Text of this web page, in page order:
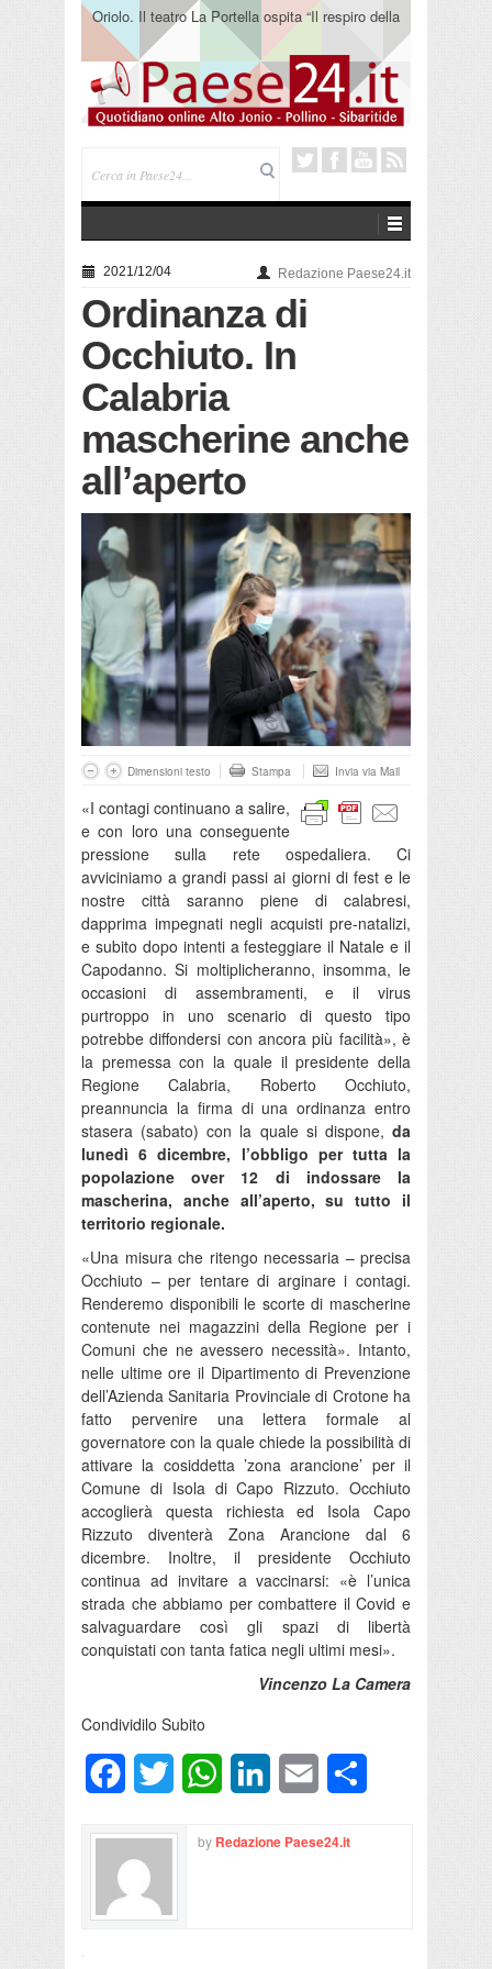
Oriolo. Il teatro La Portella ospita “Il respiro della
terra” del collettivo 365
2021/12/04 Redazione Paese24.it
Ordinanza di
Occhiuto. In
Calabria
mascherine anche
all’aperto
Dimensioni testo Stampa Invia via Mail
«I contagi continuano a salire,
e con loro una conseguente
pressione sulla rete ospedaliera. Ci
avviciniamo a grandi passi ai giorni di fest e le
nostre città saranno piene di calabresi,
dapprima impegnati negli acquisti pre-natalizi,
e subito dopo intenti a festeggiare il Natale e il
Capodanno. Si moltiplicheranno, insomma, le
occasioni di assembramenti, e il virus
purtroppo in uno scenario di questo tipo
potrebbe diffondersi con ancora più facilità», è
la premessa con la quale il presidente della
Regione Calabria, Roberto Occhiuto,
preannuncia la firma di una ordinanza entro
stasera (sabato) con la quale si dispone, da
lunedì 6 dicembre, l’obbligo per tutta la
popolazione over 12 di indossare la
mascherina, anche all’aperto, su tutto il
territorio regionale.
«Una misura che ritengo necessaria – precisa
Occhiuto – per tentare di arginare i contagi.
Renderemo disponibili le scorte di mascherine
contenute nei magazzini della Regione per i
Comuni che ne avessero necessità». Intanto,
nelle ultime ore il Dipartimento di Prevenzione
dell’Azienda Sanitaria Provinciale di Crotone ha
fatto pervenire una lettera formale al
governatore con la quale chiede la possibilità di
attivare la cosiddetta ’zona arancione’ per il
Comune di Isola di Capo Rizzuto. Occhiuto
accoglierà questa richiesta ed Isola Capo
Rizzuto diventerà Zona Arancione dal 6
dicembre. Inoltre, il presidente Occhiuto
continua ad invitare a vaccinarsi: «è l’unica
strada che abbiamo per combattere il Covid e
salvaguardare così gli spazi di libertà
conquistati con tanta fatica negli ultimi mesi».
Vincenzo La Camera
Condividilo Subito
FacebookTwitter WhatsAppLinkedInEmail
by Redazione Paese24.it